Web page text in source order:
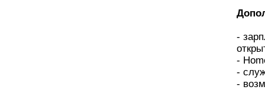
-
-
-
-